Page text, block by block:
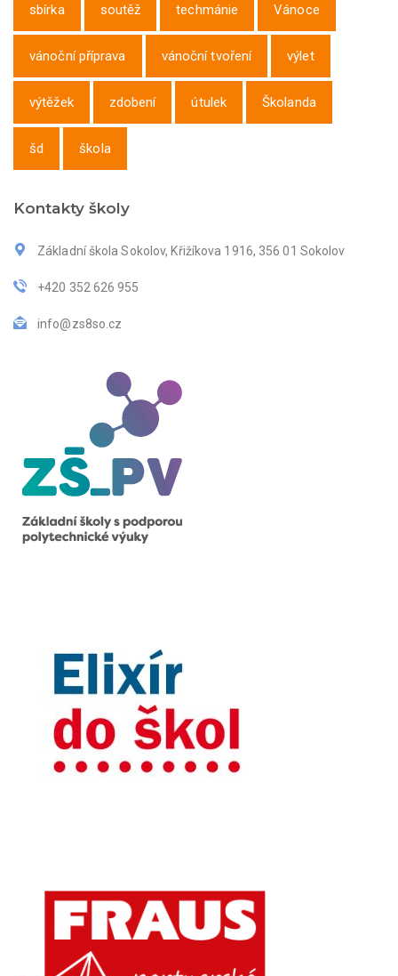
sbírka soutěž techmánie Vánoce
vánoční příprava vánoční tvoření výlet
výtěžek zdobení útulek Školanda
šd škola
Kontakty školy
Základní škola Sokolov, Křižíkova 1916, 356 01 Sokolov
+420 352 626 955
info@zs8so.cz